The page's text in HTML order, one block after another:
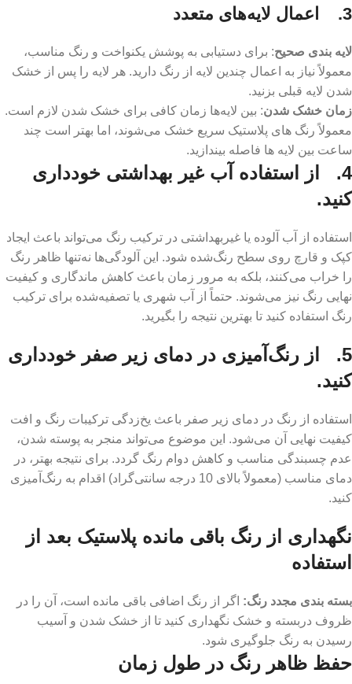
3. اعمال لایه‌های متعدد
لایه ‌بندی صحیح: برای دستیابی به پوشش یکنواخت و رنگ مناسب،
معمولاً نیاز به اعمال چندین لایه از رنگ دارید. هر لایه را پس از خشک
شدن لایه قبلی بزنید.
زمان خشک شدن: بین لایه‌ها زمان کافی برای خشک شدن لازم است.
معمولاً رنگ ‌های پلاستیک سریع خشک می‌شوند، اما بهتر است چند
ساعت بین لایه‌ ها فاصله بیندازید.
4. از استفاده آب غیر بهداشتی خودداری
کنید.
استفاده از آب آلوده یا غیربهداشتی در ترکیب رنگ می‌تواند باعث ایجاد
کپک و قارچ روی سطح رنگ‌شده شود. این آلودگی‌ها نه‌تنها ظاهر رنگ
را خراب می‌کنند، بلکه به مرور زمان باعث کاهش ماندگاری و کیفیت
نهایی رنگ نیز می‌شوند. حتماً از آب شهری یا تصفیه‌شده برای ترکیب
رنگ استفاده کنید تا بهترین نتیجه را بگیرید.
5. از رنگ‌آمیزی در دمای زیر صفر خودداری
کنید.
استفاده از رنگ در دمای زیر صفر باعث یخ‌زدگی ترکیبات رنگ و افت
کیفیت نهایی آن می‌شود. این موضوع می‌تواند منجر به پوسته شدن،
عدم چسبندگی مناسب و کاهش دوام رنگ گردد. برای نتیجه بهتر، در
دمای مناسب (معمولاً بالای 10 درجه سانتی‌گراد) اقدام به رنگ‌آمیزی
کنید.
نگهداری از رنگ باقی مانده پلاستیک بعد از
استفاده
بسته بندی مجدد رنگ: اگر از رنگ اضافی باقی مانده است، آن را در
ظروف دربسته و خشک نگهداری کنید تا از خشک شدن و آسیب
رسیدن به رنگ جلوگیری شود.
حفظ ظاهر رنگ در طول زمان